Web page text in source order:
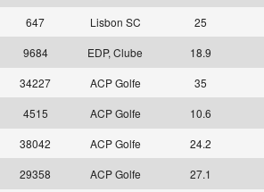
647 Lisbon SC 25
9684 EDP, Clube 18.9
34227 ACP Golfe 35
4515 ACP Golfe 10.6
38042 ACP Golfe 24.2
29358 ACP Golfe 27.1